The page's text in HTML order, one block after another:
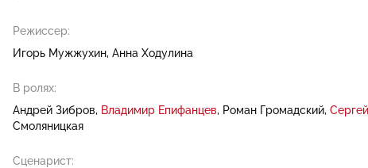
Режиссер:
Игорь Мужжухин Анна Ходулина
В ролях:
Андрей Зибров
Владимир Епифанцев Роман Громадский
Смоляницкая
Сценарист: